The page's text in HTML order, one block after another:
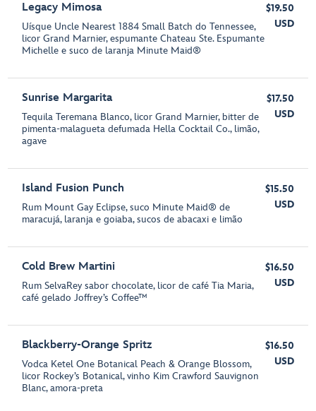
Legacy Mimosa
Uísque Uncle Nearest 1884 Small Batch do Tennessee,
licor Grand Marnier, espumante Chateau Ste. Espumante
Michelle e suco de laranja Minute Maid®
$19.50
USD
Sunrise Margarita
Tequila Teremana Blanco, licor Grand Marnier, bitter de
pimenta-malagueta defumada Hella Cocktail Co., limão,
agave
$17.50
USD
Island Fusion Punch
Rum Mount Gay Eclipse, suco Minute Maid® de
maracujá, laranja e goiaba, sucos de abacaxi e limão
$15.50
USD
Cold Brew Martini
Rum SelvaRey sabor chocolate, licor de café Tia Maria,
café gelado Joffrey’s Coffee™
$16.50
USD
Blackberry-Orange Spritz
Vodca Ketel One Botanical Peach & Orange Blossom,
licor Rockey’s Botanical, vinho Kim Crawford Sauvignon
Blanc, amora-preta
$16.50
USD